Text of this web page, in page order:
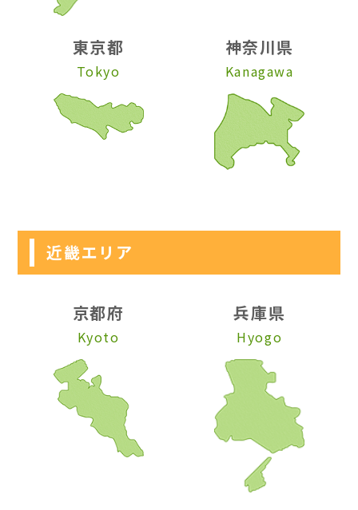
東京都
Tokyo
神奈川県
Kanagawa
近畿エリア
京都府
Kyoto
兵庫県
Hyogo